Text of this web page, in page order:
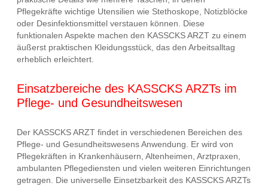
Pflegekräfte wichtige Utensilien wie Stethoskope, Notizblöcke
oder Desinfektionsmittel verstauen können. Diese
funktionalen Aspekte machen den KASSCKS ARZT zu einem
äußerst praktischen Kleidungsstück, das den Arbeitsalltag
erheblich erleichtert.
Einsatzbereiche des KASSCKS ARZTs im
Pflege- und Gesundheitswesen
Der KASSCKS ARZT findet in verschiedenen Bereichen des
Pflege- und Gesundheitswesens Anwendung. Er wird von
Pflegekräften in Krankenhäusern, Altenheimen, Arztpraxen,
ambulanten Pflegediensten und vielen weiteren Einrichtungen
getragen. Die universelle Einsetzbarkeit des KASSCKS ARZTs